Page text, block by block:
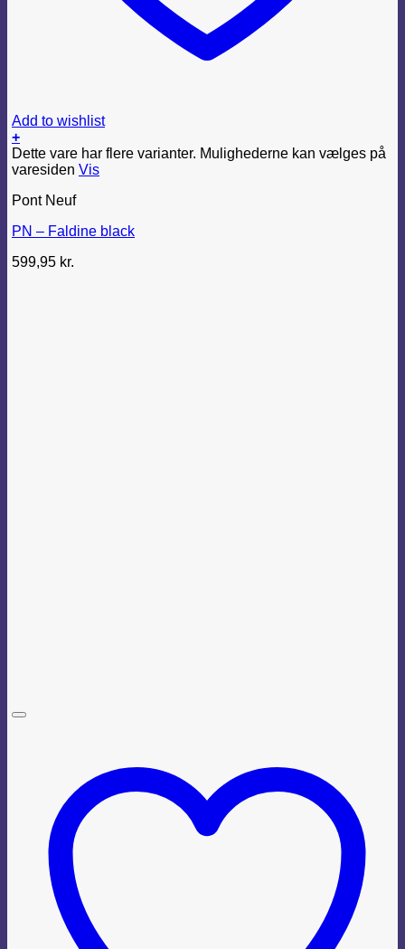
Add to wishlist
+
Dette vare har flere varianter. Mulighederne kan vælges på
varesiden Vis
Pont Neuf
PN – Faldine black
599,95 kr.